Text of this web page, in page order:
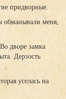
придворные.
меня,
дворе замка
Дерзость
уселась на